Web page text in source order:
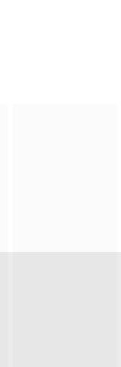
借前世的理智与知识